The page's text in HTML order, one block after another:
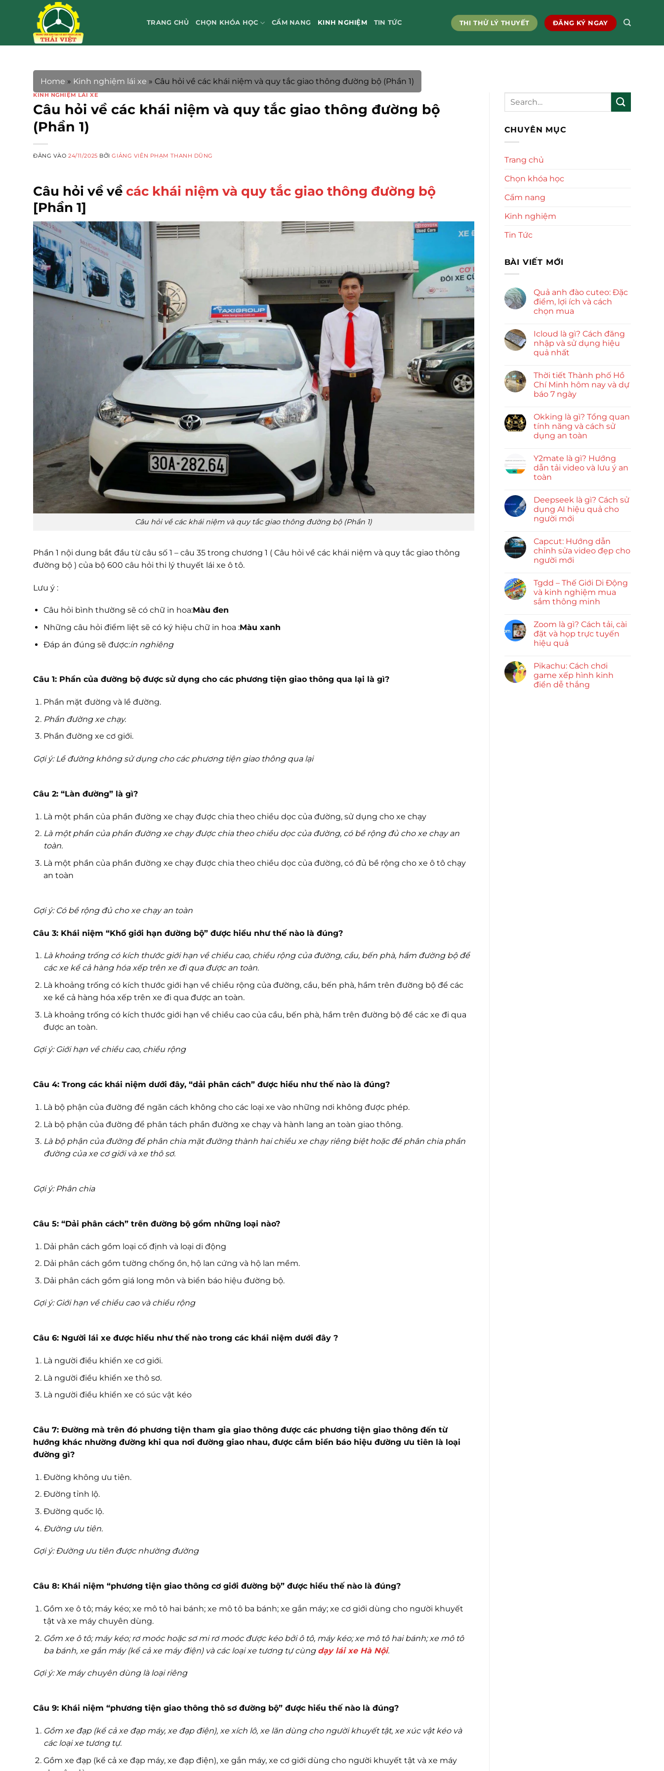
TRANG CHỦ CHỌN KHÓA HỌC CẨM NANG KINH NGHIỆM TIN TỨC THI THỬ LÝ THUYẾT ĐĂNG KÝ NGAY
Home » Kinh nghiệm lái xe » Câu hỏi về các khái niệm và quy tắc giao thông đường bộ (Phần 1)
KINH NGHIỆM LÁI XE
Câu hỏi về các khái niệm và quy tắc giao thông đường bộ
(Phần 1)
ĐĂNG VÀO24/11/2025 BỞIGIẢNG VIÊN PHẠM THANH DŨNG
Câu hỏi về về các khái niệm và quy tắc giao thông đường bộ
[Phần 1]
Câu hỏi về các khái niệm và quy tắc giao thông đường bộ (Phần 1)
Phần 1 nội dung bắt đầu từ câu số 1 – câu 35 trong chương 1 ( Câu hỏi về các khái niệm và quy tắc giao thông
đường bộ ) của bộ 600 câu hỏi thi lý thuyết lái xe ô tô.
Lưu ý :
Câu hỏi bình thường sẽ có chữ in hoa:Màu đen
Những câu hỏi điểm liệt sẽ có ký hiệu chữ in hoa :Màu xanh
Đáp án đúng sẽ được:in nghiêng
Câu 1: Phần của đường bộ được sử dụng cho các phương tiện giao thông qua lại là gì?
Phần mặt đường và lề đường.
Phần đường xe chạy.
Phần đường xe cơ giới.
Gợi ý: Lề đường không sử dụng cho các phương tiện giao thông qua lại
Câu 2: “Làn đường” là gì?
Là một phần của phần đường xe chạy được chia theo chiều dọc của đường, sử dụng cho xe chạy
Là một phần của phần đường xe chạy được chia theo chiều dọc của đường, có bề rộng đủ cho xe chạy an
toàn.
Là một phần của phần đường xe chạy được chia theo chiều dọc của đường, có đủ bề rộng cho xe ô tô chạy
an toàn
Gợi ý: Có bề rộng đủ cho xe chạy an toàn
Câu 3: Khái niệm “Khổ giới hạn đường bộ” được hiểu như thế nào là đúng?
Là khoảng trống có kích thước giới hạn về chiều cao, chiều rộng của đường, cầu, bến phà, hầm đường bộ để
các xe kể cả hàng hóa xếp trên xe đi qua được an toàn.
Là khoảng trống có kích thước giới hạn về chiều rộng của đường, cầu, bến phà, hầm trên đường bộ để các
xe kể cả hàng hóa xếp trên xe đi qua được an toàn.
Là khoảng trống có kích thước giới hạn về chiều cao của cầu, bến phà, hầm trên đường bộ để các xe đi qua
được an toàn.
Gợi ý: Giới hạn về chiều cao, chiều rộng
Câu 4: Trong các khái niệm dưới đây, “dải phân cách” được hiểu như thế nào là đúng?
Là bộ phận của đường để ngăn cách không cho các loại xe vào những nơi không được phép.
Là bộ phận của đường để phân tách phần đường xe chạy và hành lang an toàn giao thông.
Là bộ phận của đường để phân chia mặt đường thành hai chiều xe chạy riêng biệt hoặc để phân chia phần
đường của xe cơ giới và xe thô sơ.
Gợi ý: Phân chia
Câu 5: “Dải phân cách” trên đường bộ gồm những loại nào?
Dải phân cách gồm loại cố định và loại di động
Dải phân cách gồm tường chống ồn, hộ lan cứng và hộ lan mềm.
Dải phân cách gồm giá long môn và biển báo hiệu đường bộ.
Gợi ý: Giới hạn về chiều cao và chiều rộng
Câu 6: Người lái xe được hiểu như thế nào trong các khái niệm dưới đây ?
Là người điều khiển xe cơ giới.
Là người điều khiển xe thô sơ.
Là người điều khiển xe có súc vật kéo
Câu 7: Đường mà trên đó phương tiện tham gia giao thông được các phương tiện giao thông đến từ
hướng khác nhường đường khi qua nơi đường giao nhau, được cắm biển báo hiệu đường ưu tiên là loại
đường gì?
Đường không ưu tiên.
Đường tỉnh lộ.
Đường quốc lộ.
Đường ưu tiên.
Gợi ý: Đường ưu tiên được nhường đường
Câu 8: Khái niệm “phương tiện giao thông cơ giới đường bộ” được hiểu thế nào là đúng?
Gồm xe ô tô; máy kéo; xe mô tô hai bánh; xe mô tô ba bánh; xe gắn máy; xe cơ giới dùng cho người khuyết
tật và xe máy chuyên dùng.
Gồm xe ô tô; máy kéo; rơ moóc hoặc sơ mi rơ moóc được kéo bởi ô tô, máy kéo; xe mô tô hai bánh; xe mô tô
ba bánh, xe gắn máy (kể cả xe máy điện) và các loại xe tương tự cùng dạy lái xe Hà Nội.
Gợi ý: Xe máy chuyên dùng là loại riêng
Câu 9: Khái niệm “phương tiện giao thông thô sơ đường bộ” được hiểu thế nào là đúng?
Gồm xe đạp (kể cả xe đạp máy, xe đạp điện), xe xích lô, xe lăn dùng cho người khuyết tật, xe xúc vật kéo và
các loại xe tương tự.
Gồm xe đạp (kể cả xe đạp máy, xe đạp điện), xe gắn máy, xe cơ giới dùng cho người khuyết tật và xe máy
CHUYÊN MỤC
Trang chủ
Chọn khóa học
Cẩm nang
Kinh nghiệm
Tin Tức
BÀI VIẾT MỚI
Quả anh đào cuteo: Đặc
điểm, lợi ích và cách
chọn mua
Icloud là gì? Cách đăng
nhập và sử dụng hiệu
quả nhất
Thời tiết Thành phố Hồ
Chí Minh hôm nay và dự
báo 7 ngày
Okking là gì? Tổng quan
tính năng và cách sử
dụng an toàn
Y2mate là gì? Hướng
dẫn tải video và lưu ý an
toàn
Deepseek là gì? Cách sử
dụng AI hiệu quả cho
người mới
Capcut: Hướng dẫn
chỉnh sửa video đẹp cho
người mới
Tgdd – Thế Giới Di Động
và kinh nghiệm mua
sắm thông minh
Zoom là gì? Cách tải, cài
đặt và họp trực tuyến
hiệu quả
Pikachu: Cách chơi
game xếp hình kinh
điển dễ thắng